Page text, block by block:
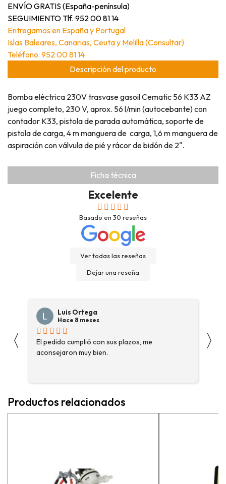
ENVÍO GRATIS (España-península)
SEGUIMIENTO Tlf. 952 00 81 14
Entregamos en España y Portugal
Islas Baleares, Canarias, Ceuta y Melilla (Consultar)
Teléfono: 952 00 81 14
Descripción del producto
Ficha técnica
Bomba eléctrica 230V trasvase gasoil Cematic 56 K33 AZ
juego completo, 230 V, aprox. 56 l/min (autocebante) con
contador K33, pistola de parada automática, soporte de
pistola de carga, 4 m manguera de carga, 1,6 m manguera de
aspiración con válvula de pié y rácor de bidón de 2".
Excelente
Basado en 30 reseñas
Ver todas las reseñas
Dejar una reseña
〈
Luis Ortega
Hace 8 meses
El pedido cumplió con sus plazos, me
aconsejaron muy bien.
〉
Productos relacionados